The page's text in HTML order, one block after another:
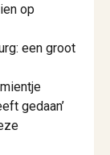
op
een groot
gedaan’